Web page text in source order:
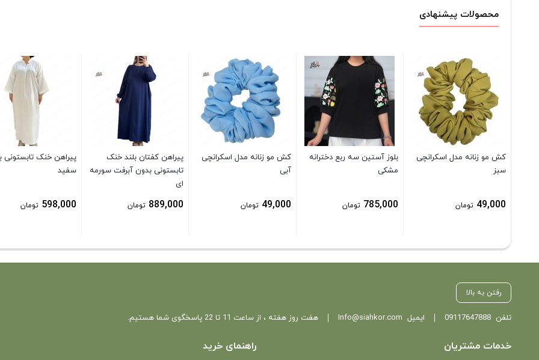
محصولات پیشنهادی
کش مو زنانه مدل اسکرانچی
سبز
49,000 تومان
بلوز آستین سه ربع دخترانه
مشکی
785,000 تومان
کش مو زنانه مدل اسکرانچی
آبی
49,000 تومان
پیراهن کفتان بلند خنک
تابستونی بدون آبرفت سورمه
ای
889,000 تومان
پیراهن خنک تابستونی
سفید
598,000 تومان
رفتن به بالا
تلفن09117647888 ایمیل Info@siahkor.com هفت روز هفته ، از ساعت 11 تا 22 پاسخگوی شما هستیم.
خدمات مشتریان راهنمای خرید